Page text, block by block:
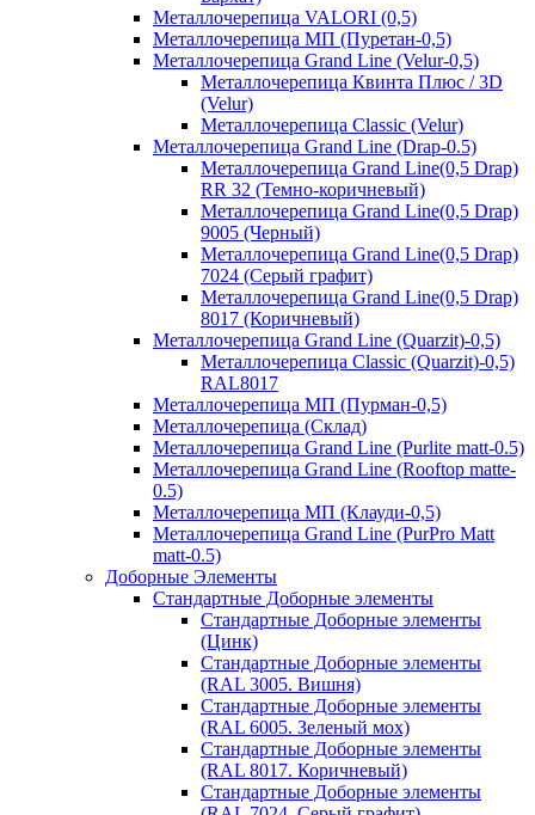
Металлочерепица VALORI (0,5)
Металлочерепица МП (Пуретан-0,5)
Металлочерепица Grand Line (Velur-0,5)
Металлочерепица Квинта Плюс / 3D
(Velur)
Металлочерепица Classic (Velur)
Металлочерепица Grand Line (Drap-0.5)
Металлочерепица Grand Line(0,5 Drap)
RR 32 (Темно-коричневый)
Металлочерепица Grand Line(0,5 Drap)
9005 (Черный)
Металлочерепица Grand Line(0,5 Drap)
7024 (Серый графит)
Металлочерепица Grand Line(0,5 Drap)
8017 (Коричневый)
Металлочерепица Grand Line (Quarzit)-0,5)
Металлочерепица Classic (Quarzit)-0,5)
RAL8017
Металлочерепица МП (Пурман-0,5)
Металлочерепица (Склад)
Металлочерепица Grand Line (Purlite matt-0.5)
Металлочерепица Grand Line (Rooftop matte-
0.5)
Металлочерепица МП (Клауди-0,5)
Металлочерепица Grand Line (PurPro Matt
matt-0.5)
Доборные Элементы
Стандартные Доборные элементы
Стандартные Доборные элементы
(Цинк)
Стандартные Доборные элементы
(RAL 3005. Вишня)
Стандартные Доборные элементы
(RAL 6005. Зеленый мох)
Стандартные Доборные элементы
(RAL 8017. Коричневый)
Стандартные Доборные элементы